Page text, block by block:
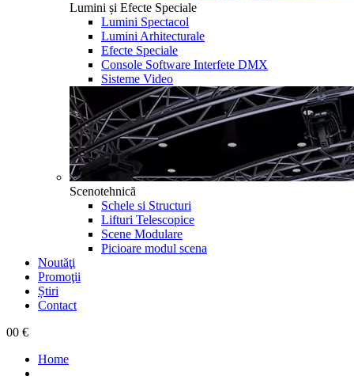
Lumini și Efecte Speciale
Lumini Spectacol
Lumini Arhitecturale
Efecte Speciale
Console Software Interfete DMX
Sisteme Video
Scenotehnică
Schele si Structuri
Lifturi Telescopice
Scene Modulare
Picioare modul scena
Noutăţi
Promoţii
Știri
Contact
00 €
Home